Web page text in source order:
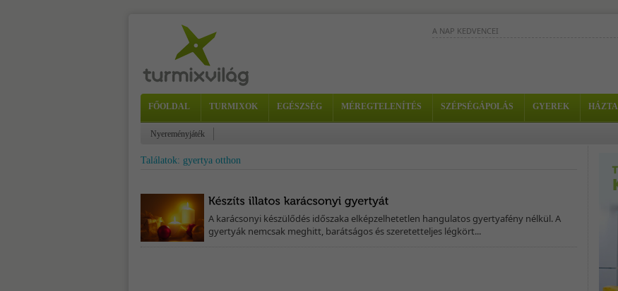
A NAP KEDVENCEI
Antibakteriális hatású
turmix, amely
hatásos, ha antibiotikumokat szedsz. -
könnyen elkészíthető és rendkívül
FŐOLDAL TURMIXOK EGÉSZSÉG MÉREGTELENÍTÉS SZÉPSÉGÁPOLÁS GYEREK
Nyereményjáték
Találatok: gyertya otthon
A karácsonyi készülődés időszaka elképzelhetetlen hangulatos gyertyafény nélkül. A
gyertyák nemcsak meghitt, barátságos és szeretetteljes légkört...